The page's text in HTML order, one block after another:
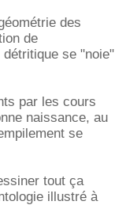
des
de
se "noie"
par les cours
naissance, au
se
tout ça
illustré à